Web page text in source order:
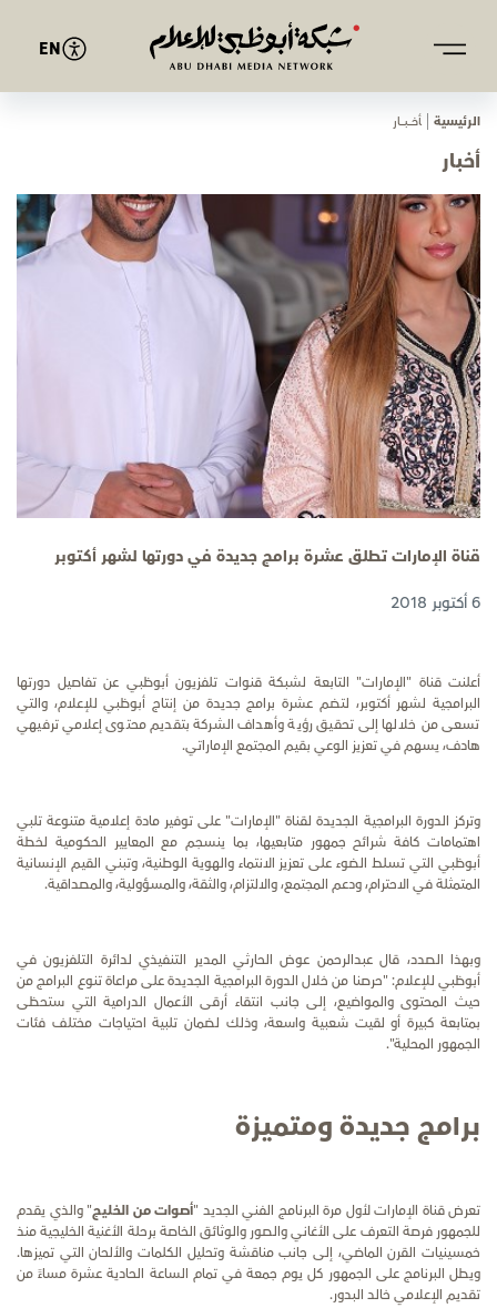
EN
الرئيسية ﺄﺧـــﺒـــﺎر
أخبار
قناة الإمارات تطلق عشرة برامج جديدة في دورتها لشهر أكتوبر
6 أكتوبر 2018
أعلنت قناة "الإمارات" التابعة لشبكة قنوات تلفزيون أبوظبي عن تفاصيل دورتها
البرامجية لشهر أكتوبر، لتضم عشرة برامج جديدة من إنتاج أبوظبي للإعلام، والتي
تسعى من خلالها إلى تحقيق رؤية وأهداف الشركة بتقديم محتوى إعلامي ترفيهي
هادف، يسهم في تعزيز الوعي بقيم المجتمع الإماراتي.
وتركز الدورة البرامجية الجديدة لقناة "الإمارات" على توفير مادة إعلامية متنوعة تلبي
اهتمامات كافة شرائح جمهور متابعيها، بما ينسجم مع المعايير الحكومية لخطة
أبوظبي التي تسلط الضوء على تعزيز الانتماء والهوية الوطنية، وتبني القيم الإنسانية
المتمثلة في الاحترام، ودعم المجتمع، والالتزام، والثقة، والمسؤولية، والمصداقية.
وبهذا الصدد، قال عبدالرحمن عوض الحارثي المدير التنفيذي لدائرة التلفزيون في
أبوظبي للإعلام: "حرصنا من خلال الدورة البرامجية الجديدة على مراعاة تنوع البرامج من
حيث المحتوى والمواضيع، إلى جانب انتقاء أرقى الأعمال الدرامية التي ستحظى
بمتابعة كبيرة أو لقيت شعبية واسعة، وذلك لضمان تلبية احتياجات مختلف فئات
الجمهور المحلية".
برامج جديدة ومتميزة
تعرض قناة الإمارات لأول مرة البرنامج الفني الجديد "أصوات من الخليج" والذي يقدم
للجمهور فرصة التعرف على الأغاني والصور والوثائق الخاصة برحلة الأغنية الخليجية منذ
خمسينيات القرن الماضي، إلى جانب مناقشة وتحليل الكلمات والألحان التي تميزها.
ويطل البرنامج على الجمهور كل يوم جمعة في تمام الساعة الحادية عشرة مساءً من
تقديم الإعلامي خالد البدور.